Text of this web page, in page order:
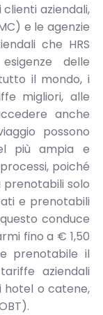
aziendali,
e le agenzie
che HRS
delle
il mondo, i
migliori, alle
anche
possono
più ampia e
poiché
prenotabili solo
e prenotabili
conduce
fino a € 1,50
prenotabile il
aziendali
hotel o catene,